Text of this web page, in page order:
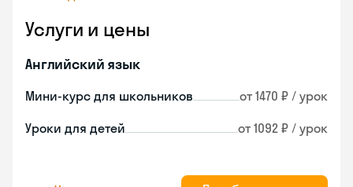
Услуги и цены
Английский язык
Мини-курс для школьников от 1470 ₽ / урок
Уроки для детей от 1092 ₽ / урок